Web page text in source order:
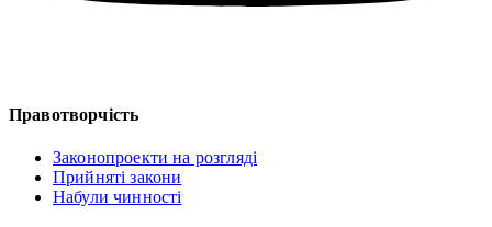
Правотворчість
Законопроекти на розгляді
Прийняті закони
Набули чинності